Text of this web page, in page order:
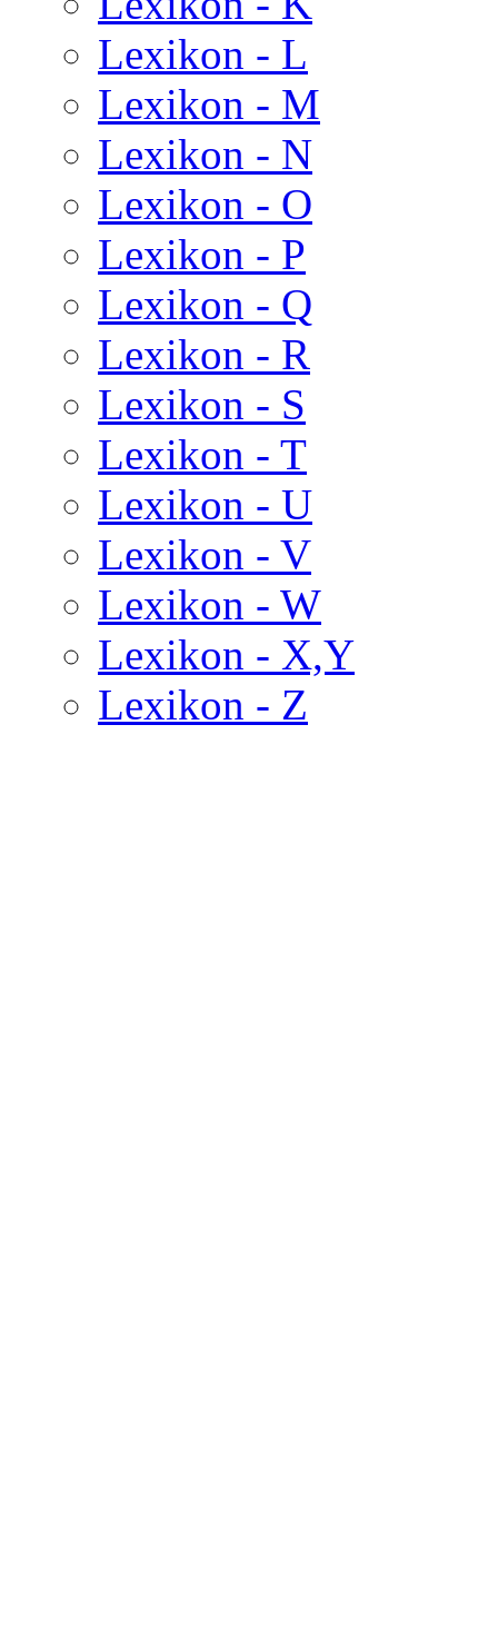
Lexikon - L
Lexikon - M
Lexikon - N
Lexikon - O
Lexikon - P
Lexikon - Q
Lexikon - R
Lexikon - S
Lexikon - T
Lexikon - U
Lexikon - V
Lexikon - W
Lexikon - X,Y
Lexikon - Z